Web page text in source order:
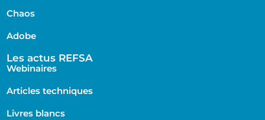
Chaos
Adobe
Les actus REFSA
Webinaires
Articles techniques
Livres blancs